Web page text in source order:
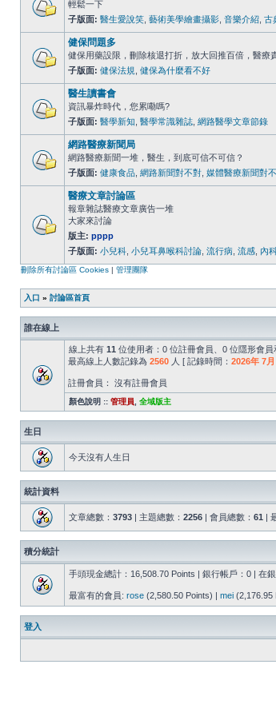
輕鬆一下
子版面: 醫生愛說笑 藝術美學繪畫攝影 音樂介紹 古
健保問題多
健保用藥設限，刪除核退打折，放大回推百倍，醫療
子版面: 健保法規 健保為什麼看不好
醫生讀書會
資訊暴炸時代，您累嘞嗎?
子版面: 醫學新知 醫學常識雜誌 網路醫學文章節錄
網路醫療新聞局
網路醫療新聞一堆，醫生，到底可信不可信？
子版面: 健康食品 網路新聞對不對 媒體醫療新聞對
醫療文章討論區
報章雜誌醫療文章廣告一堆
大家來討論
版主: pppp
子版面: 小兒科 小兒耳鼻喉科討論 流行病 流感 內
刪除所有討論區 Cookies | 管理團隊
入口 » 討論區首頁
誰在線上
線上共有 11 位使用者：0 位註冊會員、0 位隱形會
最高線上人數記錄為 2560 人 [ 記錄時間： 2026年 7
註冊會員： 沒有註冊會員
顏色說明 :: 管理員 全域版主
生日
今天沒有人生日
統計資料
文章總數： 3793 | 主題總數： 2256 | 會員總數： 61 |
積分統計
手頭現金總計：16,508.70 Points | 銀行帳戶：0 | 在
最富有的會員: rose (2,580.50 Points) | mei (2,176.95
登入